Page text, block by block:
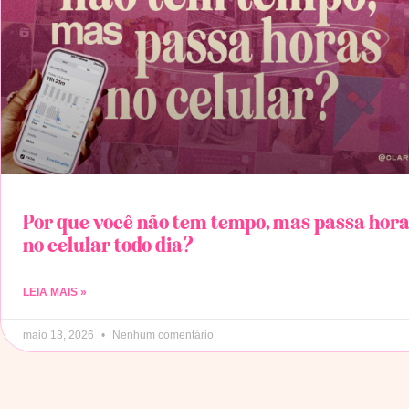
Por que você não tem tempo, mas passa
no celular todo dia?
LEIA MAIS »
maio 13, 2026 Nenhum comentário